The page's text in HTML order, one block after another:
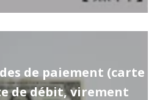
de paiement (carte
de débit, virement